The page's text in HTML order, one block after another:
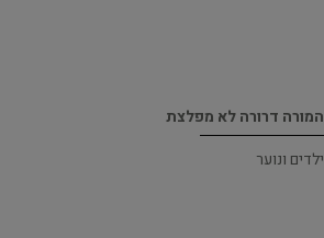
המורה דרורה לא מפלצת
ילדים ונוער